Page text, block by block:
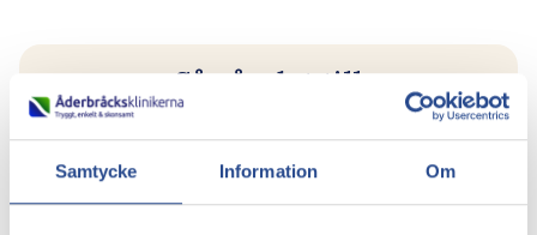
Samtycke Information Om
Så går det till